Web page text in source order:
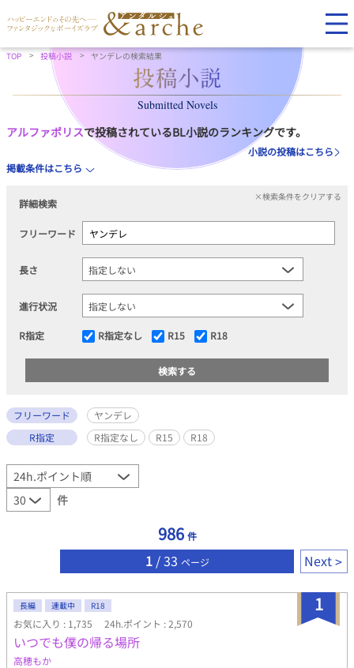
TOP 投稿小説 ヤンデレの検索結果
Submitted Novels
アルファポリスで投稿されているBL小説のランキングです。
小説の投稿はこちら
掲載条件はこちら
詳細検索
×検索条件をクリアする
フリーワード
長さ
進行状況
R指定 R指定なし R15 R18
フリーワード
ヤンデレ
R指定
R指定なし R15 R18
件
986 件
1/ 33 ページ Next
1
長編 連載中 R18
お気に入り : 1,735 24h.ポイント : 2,570
いつでも僕の帰る場所
高穂もか